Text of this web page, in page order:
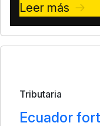
Leer más
Tributaria
Ecuador